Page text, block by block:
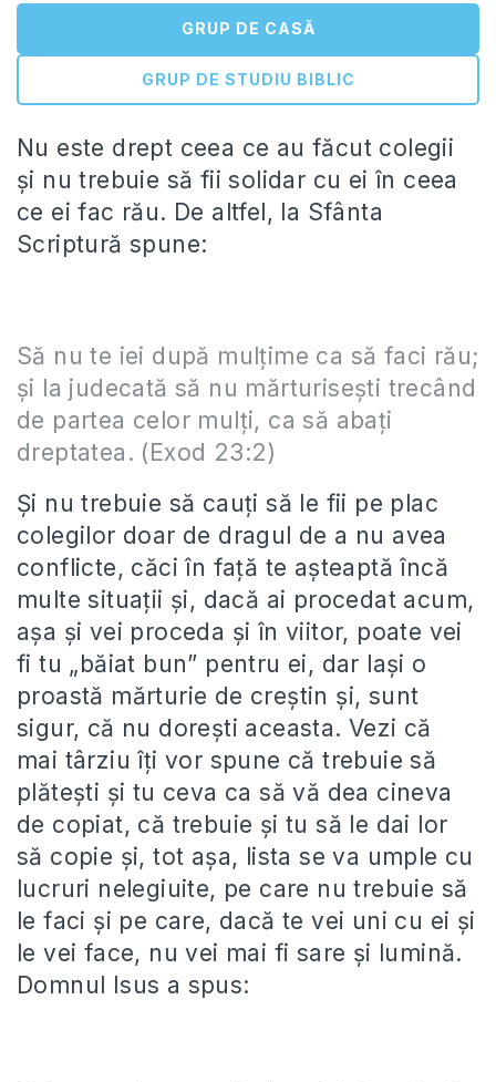
GRUP DE CASĂ
GRUP DE STUDIU BIBLIC
Nu este drept ceea ce au făcut colegii
și nu trebuie să fii solidar cu ei în ceea
ce ei fac rău. De altfel, la Sfânta
Scriptură spune:
Să nu te iei după mulţime ca să faci rău;
şi la judecată să nu mărturiseşti trecând
de partea celor mulţi, ca să abaţi
dreptatea. (Exod 23:2)
Și nu trebuie să cauți să le fii pe plac
colegilor doar de dragul de a nu avea
conflicte, căci în față te așteaptă încă
multe situații și, dacă ai procedat acum,
așa și vei proceda și în viitor, poate vei
fi tu „băiat bun” pentru ei, dar lași o
proastă mărturie de creștin și, sunt
sigur, că nu dorești aceasta. Vezi că
mai târziu îți vor spune că trebuie să
plătești și tu ceva ca să vă dea cineva
de copiat, că trebuie și tu să le dai lor
să copie și, tot așa, lista se va umple cu
lucruri nelegiuite, pe care nu trebuie să
le faci și pe care, dacă te vei uni cu ei și
le vei face, nu vei mai fi sare și lumină.
Domnul Isus a spus: